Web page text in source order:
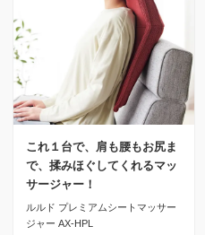
これ１台で、肩も腰もお尻ま
で、揉みほぐしてくれるマッ
サージャー！
ルルド プレミアムシートマッサー
ジャー AX-HPL